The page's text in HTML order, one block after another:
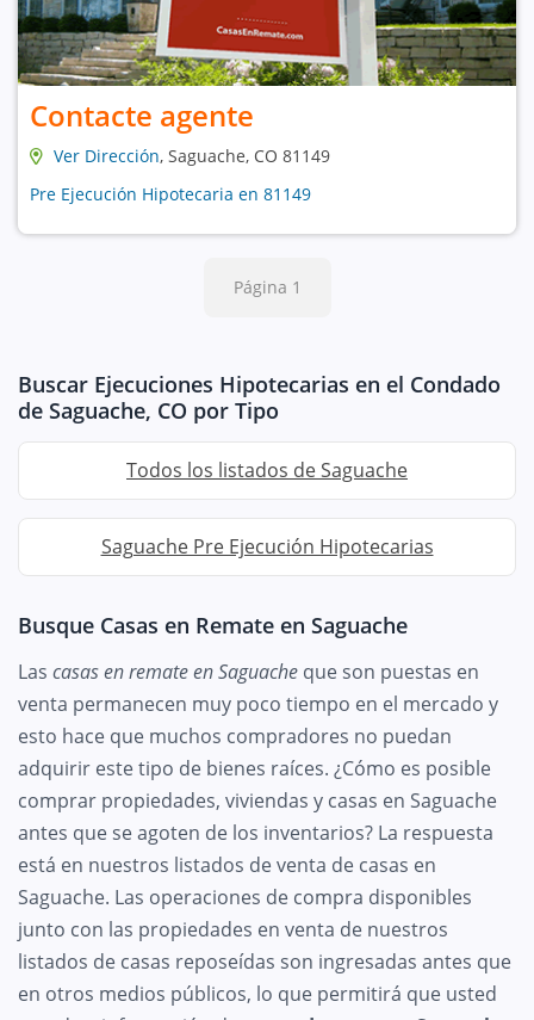
Contacte agente
Ver Dirección, Saguache, CO 81149
Pre Ejecución Hipotecaria en 81149
Página 1
Buscar Ejecuciones Hipotecarias en el Condado
de Saguache, CO por Tipo
Todos los listados de Saguache
Saguache Pre Ejecución Hipotecarias
Busque Casas en Remate en Saguache
Las casas en remate en Saguache que son puestas en
venta permanecen muy poco tiempo en el mercado y
esto hace que muchos compradores no puedan
adquirir este tipo de bienes raíces. ¿Cómo es posible
comprar propiedades, viviendas y casas en Saguache
antes que se agoten de los inventarios? La respuesta
está en nuestros listados de venta de casas en
Saguache. Las operaciones de compra disponibles
junto con las propiedades en venta de nuestros
listados de casas reposeídas son ingresadas antes que
en otros medios públicos, lo que permitirá que usted